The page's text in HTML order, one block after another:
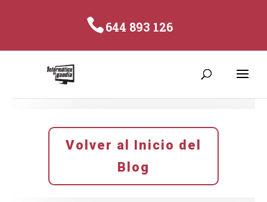
644 893 126
Volver al Inicio del
Blog